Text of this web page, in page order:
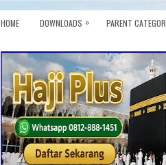
HOME DOWNLOADS » PARENT